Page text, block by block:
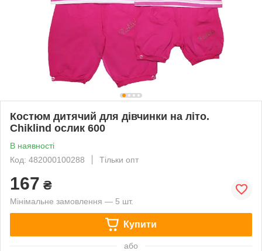
Костюм дитячий для дівчинки на літо.
Chiklind ослик 600
В наявності
Код: 482000100288
Тільки опт
167 ₴
Мінімальне замовлення — 5 шт.
Купити
або